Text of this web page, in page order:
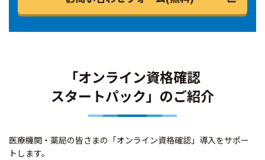
「オンライン資格確認
スタートパック」のご紹介
医療機関・薬局の皆さまの「オンライン資格確認」導入をサポー
トします。